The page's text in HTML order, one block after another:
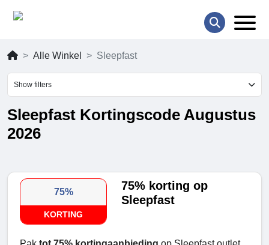
Alle Winkel Sleepfast
Show filters
Sleepfast Kortingscode Augustus
2026
75%
KORTING
75% korting op
Sleepfast